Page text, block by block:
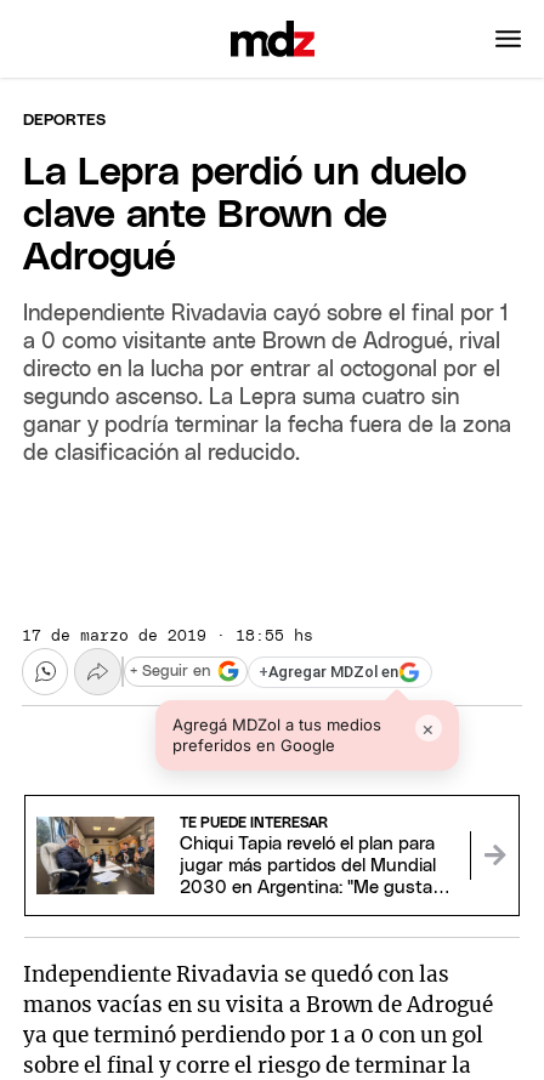
DEPORTES
La Lepra perdió un duelo
clave ante Brown de
Adrogué
Independiente Rivadavia cayó sobre el final por 1
a 0 como visitante ante Brown de Adrogué, rival
directo en la lucha por entrar al octogonal por el
segundo ascenso. La Lepra suma cuatro sin
ganar y podría terminar la fecha fuera de la zona
de clasificación al reducido.
17 de marzo de 2019 · 18:55 hs
+Agregar MDZol en
Agregá MDZol a tus medios
preferidos en Google
×
+ Seguir en
TE PUEDE INTERESAR
Chiqui Tapia reveló el plan para
jugar más partidos del Mundial
2030 en Argentina: "Me gustaría
Independiente Rivadavia se quedó con las
manos vacías en su visita a Brown de Adrogué
ya que terminó perdiendo por 1 a 0 con un gol
sobre el final y corre el riesgo de terminar la